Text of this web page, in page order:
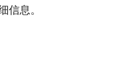
信息。